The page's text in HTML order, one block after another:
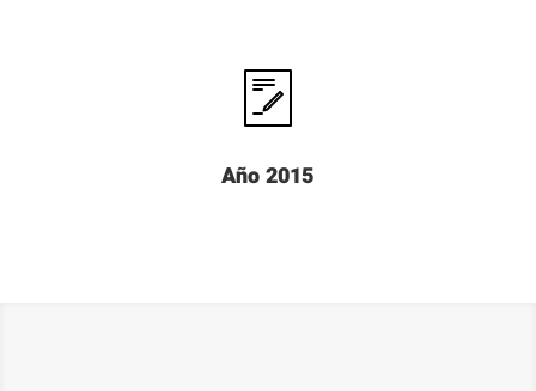
Año 2015